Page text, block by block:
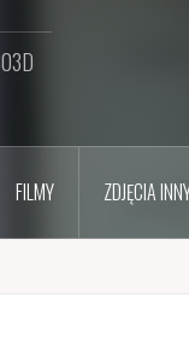
FILMY ZDJĘCIA